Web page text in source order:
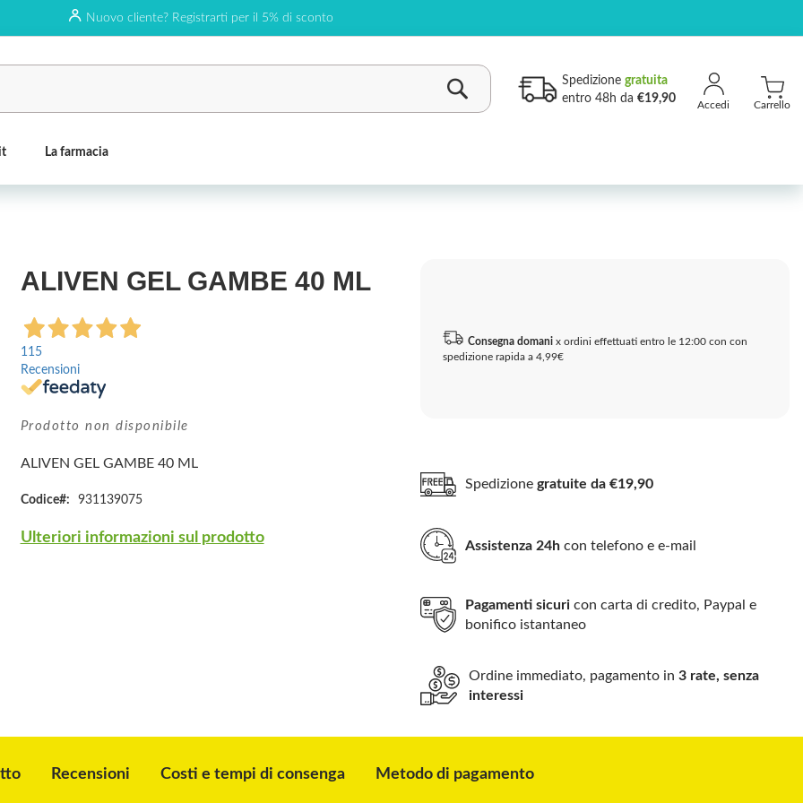
Nuovo cliente? Registrarti per il 5% di sconto
Carrello
Spedizione gratuita
entro 48h da €19,90
La farmacia
ALIVEN GEL GAMBE 40 ML
115
Recensioni
Prodotto non disponibile
ALIVEN GEL GAMBE 40 ML
Codice 931139075
Ulteriori informazioni sul prodotto
Consegna domani x ordini effettuati entro le 12:00 con con
spedizione rapida a 4,99€
Spedizionegratuite da €19,90
Assistenza 24h con telefono e e-mail
Pagamenti sicuri con carta di credito, Paypal e
bonifico istantaneo
Ordine immediato, pagamento in3 rate, senza
interessi
Recensioni Costi e tempi di consenga Metodo di pagamento